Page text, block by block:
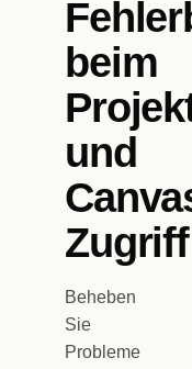
beim
und
Zugriff
Beheben
Sie
Probleme